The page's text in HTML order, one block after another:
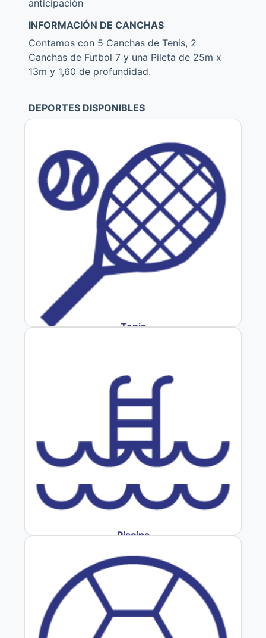
anticipación
INFORMACIÓN DE CANCHAS
Contamos con 5 Canchas de Tenis, 2
Canchas de Futbol 7 y una Pileta de 25m x
13m y 1,60 de profundidad.
DEPORTES DISPONIBLES
Tenis
Piscina